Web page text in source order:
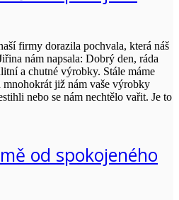
firmy dorazila pochvala, která náš
nám napsala: Dobrý den, ráda
a chutné výrobky. Stále máme
mnohokrát již nám vaše výrobky
nebo se nám nechtělo vařit. Je to
od spokojeného